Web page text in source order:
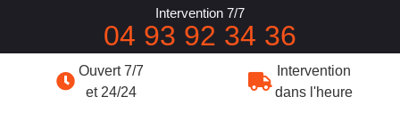
Ouvert 7/7
et 24/24
Intervention
dans l'heure
Intervention 7/7
04 93 92 34 36